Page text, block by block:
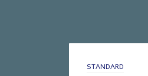
STANDARD